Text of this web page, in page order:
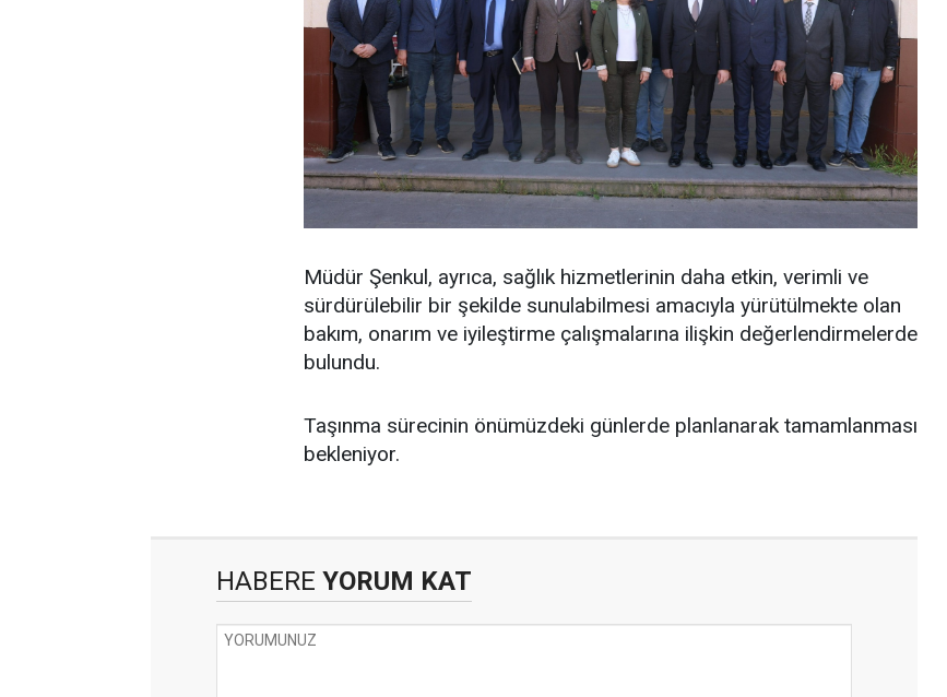
Müdür Şenkul, ayrıca, sağlık hizmetlerinin daha etkin, verimli ve
sürdürülebilir bir şekilde sunulabilmesi amacıyla yürütülmekte olan
bakım, onarım ve iyileştirme çalışmalarına ilişkin değerlendirmelerde
bulundu.
Taşınma sürecinin önümüzdeki günlerde planlanarak tamamlanması
bekleniyor.
HABERE YORUM KAT